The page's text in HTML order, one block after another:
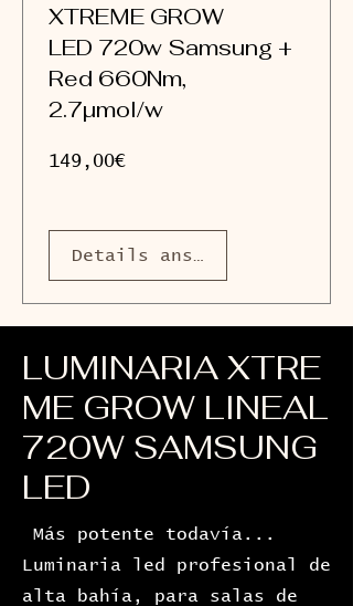
XTREME GROW
LED 720w Samsung +
Red 660Nm,
2.7µmol/w
149,00€Preis
Details ansehen
LUMINARIA XTRE
ME GROW LINEAL
720W SAMSUNG
LED
Más potente todavía...
Luminaria led profesional de
alta bahía, para salas de